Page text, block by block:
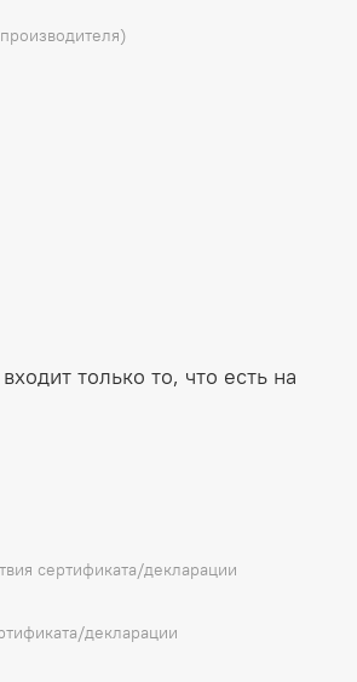
только то, что есть на
сертификата/декларации
декларации